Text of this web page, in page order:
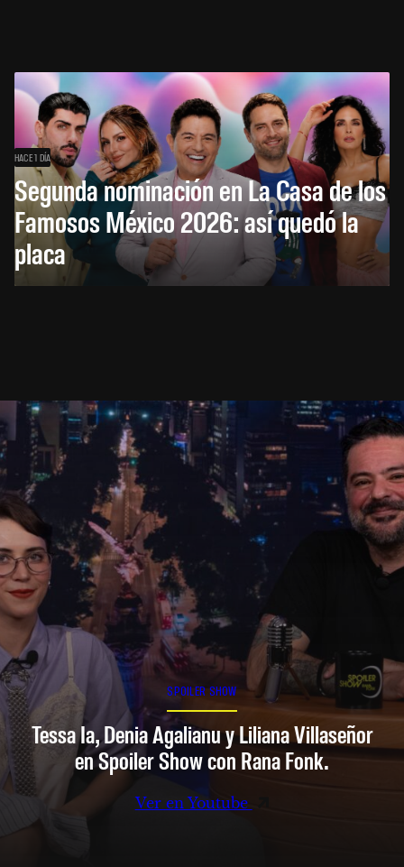
HACE 1 DÍA
Segunda nominación en La Casa de los
Famosos México 2026: así quedó la
placa
SPOILER SHOW
Tessa Ia, Denia Agalianu y Liliana Villaseñor
en Spoiler Show con Rana Fonk.
Ver en Youtube